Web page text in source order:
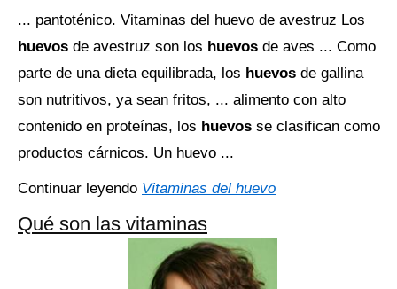
... pantoténico. Vitaminas del huevo de avestruz Los
huevos de avestruz son los huevos de aves ... Como
parte de una dieta equilibrada, los huevos de gallina
son nutritivos, ya sean fritos, ... alimento con alto
contenido en proteínas, los huevos se clasifican como
productos cárnicos. Un huevo ...
Continuar leyendo Vitaminas del huevo
Qué son las vitaminas